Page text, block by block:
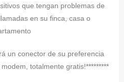
que tengan problemas de
en su finca, casa o
un conector de su preferencia
totalmente gratis!*********